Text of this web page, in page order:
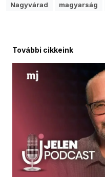
Nagyvárad
magyarság
További cikkeink